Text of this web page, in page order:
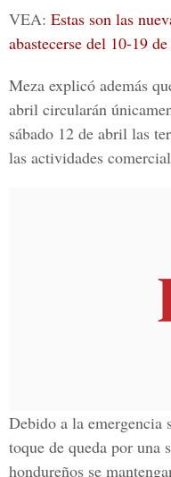
VEA: Estas son las
abastecerse del 10-19
Meza explicó además
abril circularán
sábado 12 de abril las
las actividades
Debido a la emergencia
toque de queda por una
hondureños se